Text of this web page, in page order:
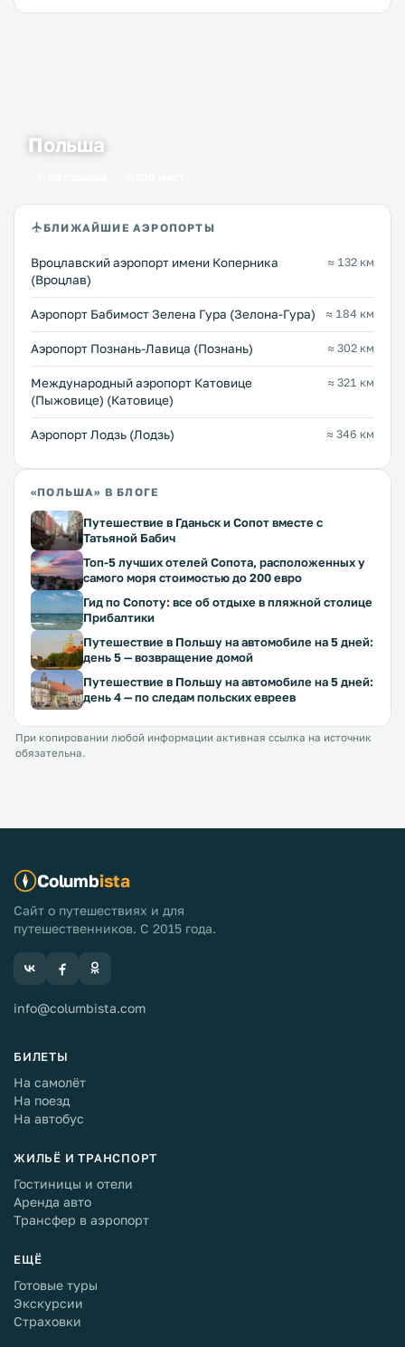
Польша
БЛИЖАЙШИЕ АЭРОПОРТЫ
Вроцлавский аэропорт имени Коперника
(Вроцлав)
≈ 132 км
Аэропорт Бабимост Зелена Гура (Зелона-Гура) ≈ 184 км
Аэропорт Познань-Лавица (Познань) ≈ 302 км
Международный аэропорт Катовице
(Пыжовице) (Катовице)
≈ 321 км
Аэропорт Лодзь (Лодзь) ≈ 346 км
«ПОЛЬША» В БЛОГЕ
Путешествие в Гданьск и Сопот вместе с
Татьяной Бабич
Топ-5 лучших отелей Сопота, расположенных у
самого моря стоимостью до 200 евро
Гид по Сопоту: все об отдыхе в пляжной столице
Прибалтики
Путешествие в Польшу на автомобиле на 5 дней:
день 5 — возвращение домой
Путешествие в Польшу на автомобиле на 5 дней:
день 4 — по следам польских евреев
При копировании любой информации активная ссылка на источник
обязательна.
Columbista
Сайт о путешествиях и для
путешественников. С 2015 года.
info@columbista.com
БИЛЕТЫ
На самолёт
На поезд
На автобус
ЖИЛЬЁ И ТРАНСПОРТ
Гостиницы и отели
Аренда авто
Трансфер в аэропорт
ЕЩЁ
Готовые туры
Экскурсии
Страховки